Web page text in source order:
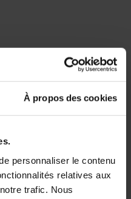
À propos des cookies
personnaliser le contenu
relatives aux
trafic. Nous
les patients atteints
groupes. Un groupe reçoit
intensive avec
sels, traitement des
antipaludiques en cas de
soins , soit le MBP134,
groupe reçoit la